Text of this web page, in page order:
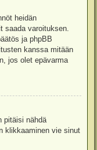
heidän
saada varoituksen.
ja phpBB
kanssa mitään
jos olet epävarma
pitäisi nähdä
klikkaaminen vie sinut